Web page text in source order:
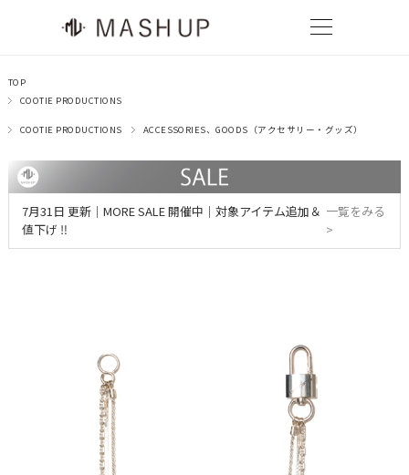
TOP
COOTIE PRODUCTIONS
COOTIE PRODUCTIONS ACCESSORIES、GOODS（アクセサリー・グッズ）
7月31日 更新｜MORE SALE 開催中｜対象アイテム追加＆
値下げ ‼
一覧をみる
>